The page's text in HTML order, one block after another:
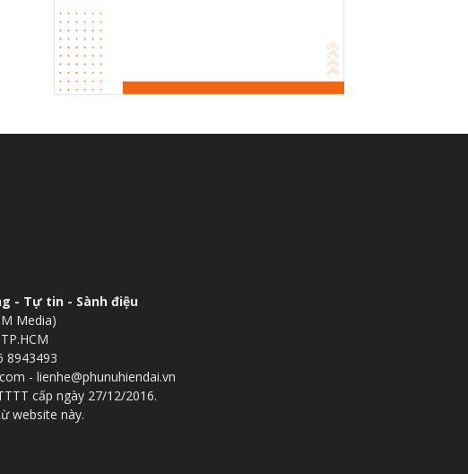
- Tự tin - Sành điệu
Media)
8943493
- lienhe@phunuhiendai.vn
cấp ngày 27/12/2016.
website này.